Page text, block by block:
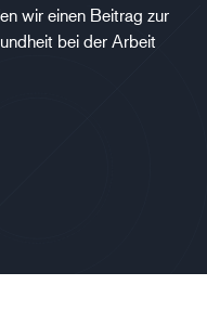
wir einen Beitrag zur
bei der Arbeit